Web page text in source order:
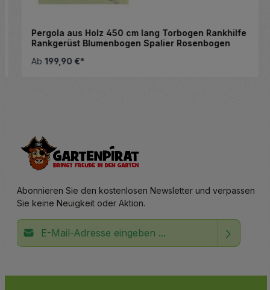
Pergola aus Holz 450 cm lang Torbogen Rankhilfe
Rankgerüst Blumenbogen Spalier Rosenbogen
Ab199,90 €*
Abonnieren Sie den kostenlosen Newsletter und verpassen
Sie keine Neuigkeit oder Aktion.
E-Mail-Adresse*